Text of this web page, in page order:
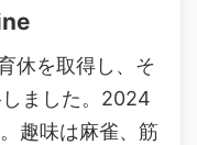
休を取得し、そ
ました。2024
趣味は麻雀、筋